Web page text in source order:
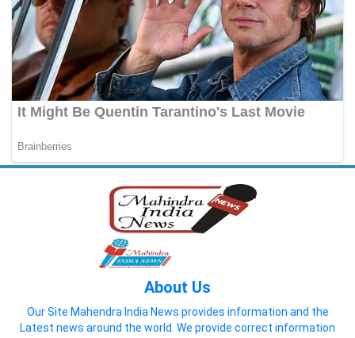
About Us
Our Site Mahendra India News provides information and the
Latest news around the world. We provide correct information